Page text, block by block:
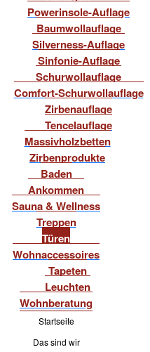
Powerinsole-Auflage
Baumwollauflage
Silverness-Auflage
Sinfonie-Auflage
Schurwollauflage
Comfort-Schurwollauflage
Zirbenauflage
Tencelauflage
Massivholzbetten
Zirbenprodukte
Baden
Ankommen
Sauna & Wellness
Treppen
Türen
Wohnaccessoires
Tapeten
Leuchten
Wohnberatung
Startseite
Das sind wir